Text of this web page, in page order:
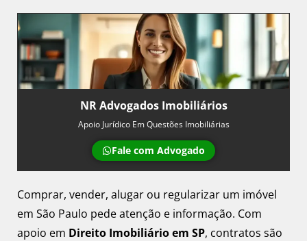
NR Advogados Imobiliários
Apoio Jurídico Em Questões Imobiliárias
Fale com Advogado
Comprar, vender, alugar ou regularizar um imóvel
em São Paulo pede atenção e informação. Com
apoio em Direito Imobiliário em SP, contratos são